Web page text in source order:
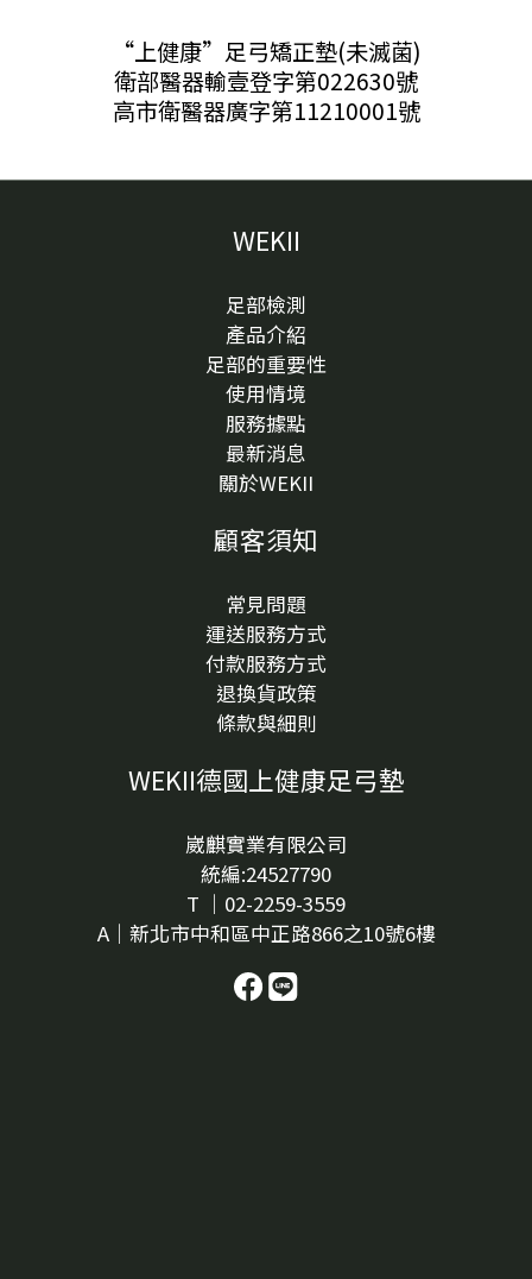
“上健康”足弓矯正墊(未滅菌)
衛部醫器輸壹登字第022630號
高市衛醫器廣字第11210001號
WEKII
足部檢測
產品介紹
足部的重要性
使用情境
服務據點
最新消息
關於WEKII
顧客須知
常見問題
運送服務方式
付款服務方式
退換貨政策
條款與細則
WEKII德國上健康足弓墊
崴麒實業有限公司
統編:24527790
T ｜02-2259-3559
A｜新北市中和區中正路866之10號6樓